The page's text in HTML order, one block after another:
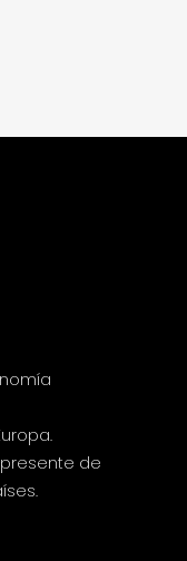
de